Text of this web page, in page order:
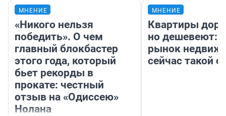
МНЕНИЕ
«Никого нельзя
победить». О чем
главный блокбастер
этого года, который
бьет рекорды в
прокате: честный
отзыв на «Одиссею»
Нолана
МНЕНИЕ
Квартиры
но дешевеют:
рынок
сейчас такой